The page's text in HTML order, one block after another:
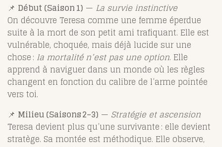
📌 Début (Saison 1) — La survie instinctive
On découvre Teresa comme une femme éperdue
suite à la mort de son petit ami trafiquant. Elle est
vulnérable, choquée, mais déjà lucide sur une
chose : la mortalité n’est pas une option. Elle
apprend à naviguer dans un monde où les règles
changent en fonction du calibre de l’arme pointée
vers toi.
📌 Milieu (Saisons 2–3) — Stratégie et ascension
Teresa devient plus qu’une survivante : elle devient
stratège. Sa montée est méthodique. Elle observe,